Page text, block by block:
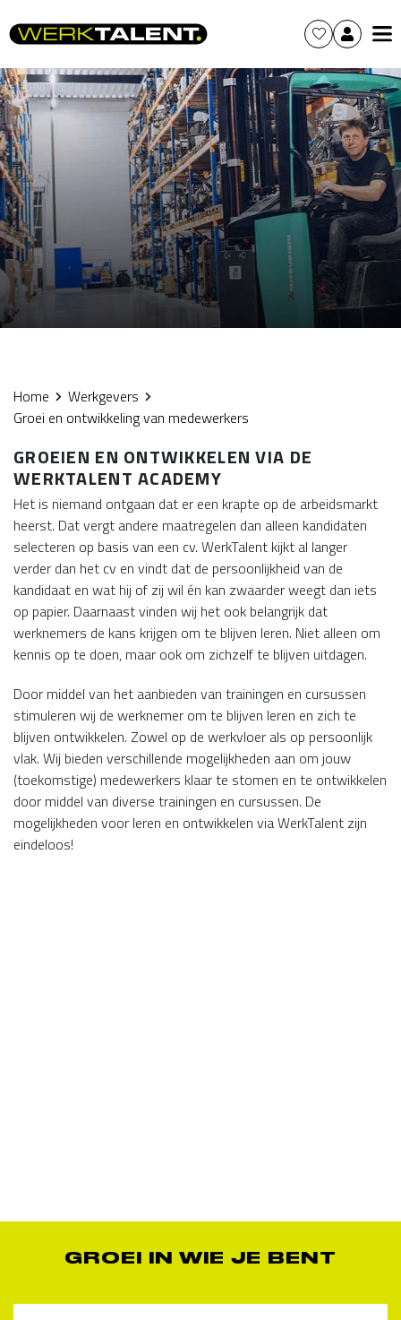
Home
Werkgevers
Groei en ontwikkeling van medewerkers
GROEIEN EN ONTWIKKELEN VIA DE
WERKTALENT ACADEMY
Het is niemand ontgaan dat er een krapte op de arbeidsmarkt
heerst. Dat vergt andere maatregelen dan alleen kandidaten
selecteren op basis van een cv. WerkTalent kijkt al langer
verder dan het cv en vindt dat de persoonlijkheid van de
kandidaat en wat hij of zij wil én kan zwaarder weegt dan iets
op papier. Daarnaast vinden wij het ook belangrijk dat
werknemers de kans krijgen om te blijven leren. Niet alleen om
kennis op te doen, maar ook om zichzelf te blijven uitdagen.
Door middel van het aanbieden van trainingen en cursussen
stimuleren wij de werknemer om te blijven leren en zich te
blijven ontwikkelen. Zowel op de werkvloer als op persoonlijk
vlak. Wij bieden verschillende mogelijkheden aan om jouw
(toekomstige) medewerkers klaar te stomen en te ontwikkelen
door middel van diverse trainingen en cursussen. De
mogelijkheden voor leren en ontwikkelen via WerkTalent zijn
eindeloos!
GROEI IN WIE JE BENT